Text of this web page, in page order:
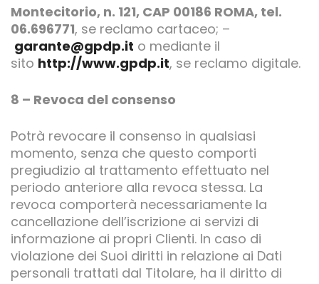
Montecitorio, n. 121, CAP 00186 ROMA, tel.
06.696771, se reclamo cartaceo; –
garante@gpdp.it o mediante il
sito http://www.gpdp.it, se reclamo digitale.
8 – Revoca del consenso
Potrà revocare il consenso in qualsiasi
momento, senza che questo comporti
pregiudizio al trattamento effettuato nel
periodo anteriore alla revoca stessa. La
revoca comporterà necessariamente la
cancellazione dell’iscrizione ai servizi di
informazione ai propri Clienti. In caso di
violazione dei Suoi diritti in relazione ai Dati
personali trattati dal Titolare, ha il diritto di